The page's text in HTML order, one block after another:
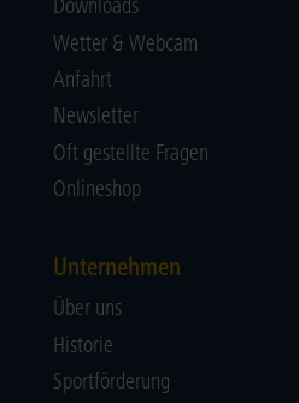
Downloads
Wetter & Webcam
Anfahrt
Newsletter
Oft gestellte Fragen
Onlineshop
Unternehmen
Über uns
Historie
Sportförderung